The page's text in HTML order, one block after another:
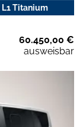
L1 Titanium
60.450,00 €
ausweisbar